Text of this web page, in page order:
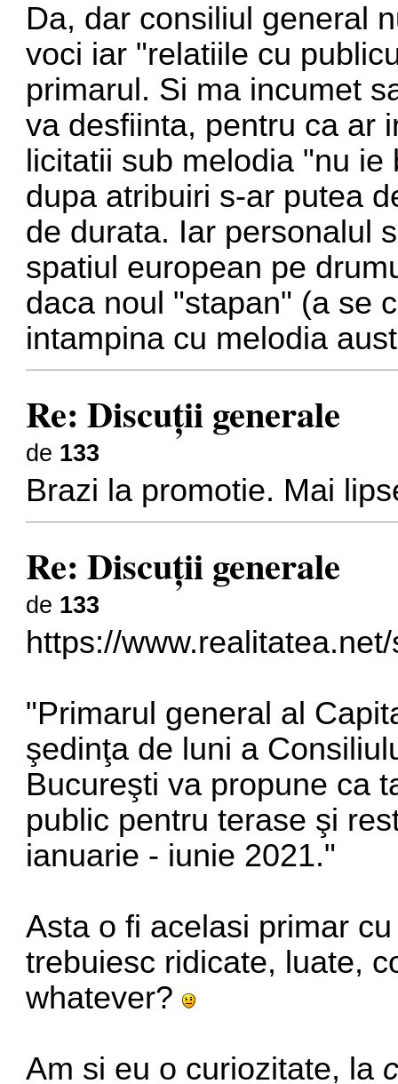
Da, dar consiliul general
voci iar "relatiile cu
primarul. Si ma incumet
va desfiinta, pentru ca ar
licitatii sub melodia "nu
dupa atribuiri s-ar putea
de durata. Iar personalul
spatiul european pe
daca noul "stapan" (a se
intampina cu melodia
Re: Discuţii generale
de 133
Brazi la promotie. Mai
Re: Discuţii generale
de 133
https://
"Primarul general al
şedinţa de luni a
Bucureşti va propune ca
public pentru terase şi
ianuarie - iunie 2021."
Asta o fi acelasi primar
trebuiesc ridicate, luate,
whatever?
Am si eu o curiozitate, la